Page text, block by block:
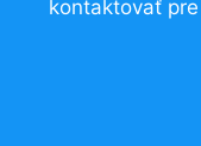
kontaktovať